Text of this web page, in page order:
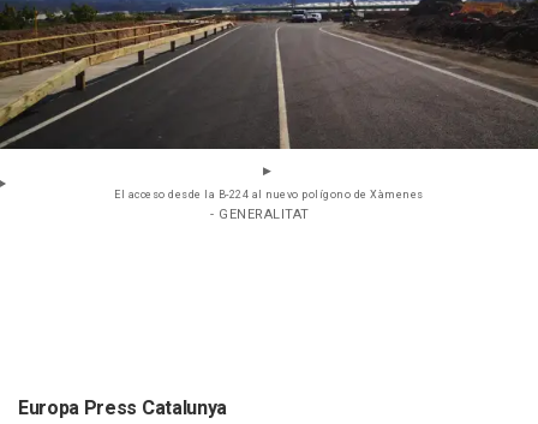
El acceso desde la B-224 al nuevo polígono de Xàmenes
- GENERALITAT
Europa Press Catalunya